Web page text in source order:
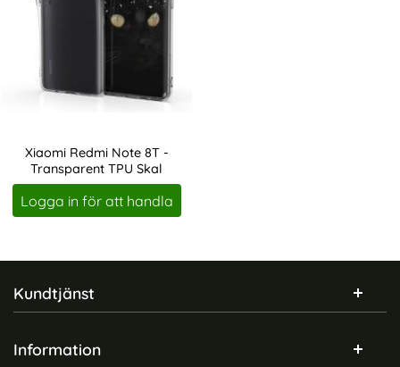
Xiaomi Redmi Note 8T -
Transparent TPU Skal
Art. nr 4957
Logga in för att handla
Sidfot Blandad info och länkar
Kundtjänst
Information